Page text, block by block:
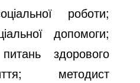
роботи;
допомоги;
здорового
методист